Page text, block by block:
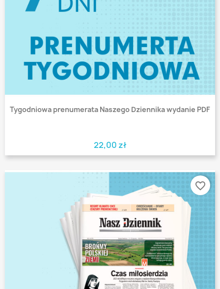
Tygodniowa prenumerata Naszego Dziennika wydanie PDF
22,00 zł
favorite_border